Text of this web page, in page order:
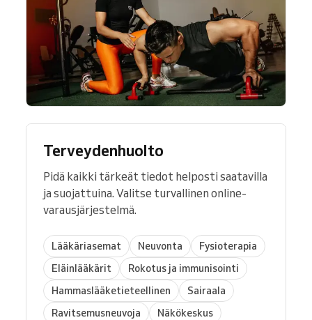
Terveydenhuolto
Pidä kaikki tärkeät tiedot helposti saatavilla
ja suojattuina. Valitse turvallinen online-
varausjärjestelmä.
Lääkäriasemat Neuvonta
Fysioterapia
Eläinlääkärit
Rokotus ja immunisointi
Hammaslääketieteellinen
Sairaala
Ravitsemusneuvoja
Näkökeskus